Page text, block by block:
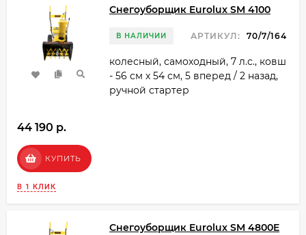
Снегоуборщик Eurolux SM 4100
В НАЛИЧИИ АРТИКУЛ: 70/7/164
колесный, самоходный, 7 л.с., ковш
- 56 см x 54 см, 5 вперед / 2 назад,
ручной стартер
44 190 p.
КУПИТЬ
В 1 КЛИК
Снегоуборщик Eurolux SM 4800E